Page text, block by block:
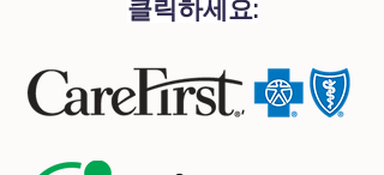
클릭하세요: